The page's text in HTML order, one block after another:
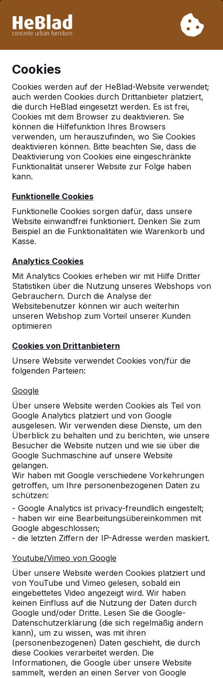
Woche 33 nicht. Bitte berücksichtigen Sie daher längere
Cookies
Cookies werden auf der HeBlad-Website verwendet;
auch werden Cookies durch Drittanbieter platziert,
die durch HeBlad eingesetzt werden. Es ist frei,
Cookies mit dem Browser zu deaktivieren. Sie
können die Hilfefunktion Ihres Browsers
verwenden, um herauszufinden, wo Sie Cookies
deaktivieren können. Bitte beachten Sie, dass die
Deaktivierung von Cookies eine eingeschränkte
Funktionalität unserer Website zur Folge haben
kann.
Funktionelle Cookies
Funktionelle Cookies sorgen dafür, dass unsere
Website einwandfrei funktioniert. Denken Sie zum
Beispiel an die Funktionalitäten wie Warenkorb und
Kasse.
Analytics Cookies
Mit Analytics Cookies erheben wir mit Hilfe Dritter
Statistiken über die Nutzung unseres Webshops von
Gebrauchern. Durch die Analyse der
Websitebenutzer können wir auch weiterhin
unseren Webshop zum Vorteil unserer Kunden
optimieren
Cookies von Drittanbietern
Unsere Website verwendet Cookies von/für die
folgenden Parteien:
Google
Über unsere Website werden Cookies als Teil von
Google Analytics platziert und von Google
ausgelesen. Wir verwenden diese Dienste, um den
Überblick zu behalten und zu berichten, wie unsere
Besucher die Website nutzen und wie sie über die
Google Suchmaschine auf unsere Website
gelangen.
Wir haben mit Google verschiedene Vorkehrungen
getroffen, um Ihre personenbezogenen Daten zu
schützen:
- Google Analytics ist privacy-freundlich eingestelt;
- haben wir eine Bearbeitungsübereinkommen mit
Google abgeschlossen;
- die letzten Ziffern der IP-Adresse werden maskiert.
Youtube/Vimeo von Google
Über unsere Website werden Cookies platziert und
von YouTube und Vimeo gelesen, sobald ein
eingebettetes Video angezeigt wird. Wir haben
keinen Einfluss auf die Nutzung der Daten durch
Google und/oder Dritte. Lesen Sie die Google-
Datenschutzerklärung (die sich regelmäßig ändern
kann), um zu wissen, was mit ihren
(personenbezogenen) Daten geschieht, die durch
diese Cookies verarbeitet werden. Die
Informationen, die Google über unsere Website
sammelt, werden an einen Server von Google
Deutschland
Referenties in:Dortmund
10
Ihnen !
24-08-2023
10
Die Kinder haben die Platte gut angenommen.
Referenzen
Unsere Produkte finden Sie in ganz Europa
und darüber hinaus. Sehen Sie hier, wo Sie
ein HeBlad-Produkt in Ihrer Nähe finden.
Produkt
Alles anzeigen
Kategorie